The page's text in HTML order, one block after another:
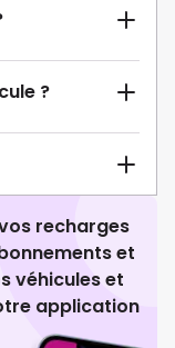
?
recharges
et
véhicules et
application